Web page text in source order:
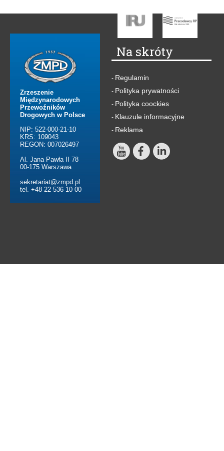
Zrzeszenie
Międzynarodowych
Przewoźników
Drogowych w Polsce
NIP: 522-000-21-10
KRS: 109043
REGON: 007026497
Al. Jana Pawła II 78
00-175 Warszawa
sekretariat@zmpd.pl
tel. +48 22 536 10 00
Na skróty
- Regulamin
- Polityka prywatności
- Polityka coockies
- Klauzule informacyjne
- Reklama